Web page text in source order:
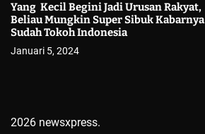
Yang Kecil Begini Jadi Urusan Rakyat,
Beliau Mungkin Super Sibuk Kabarnya
Sudah Tokoh Indonesia
Januari 5, 2024
2026 newsxpress.